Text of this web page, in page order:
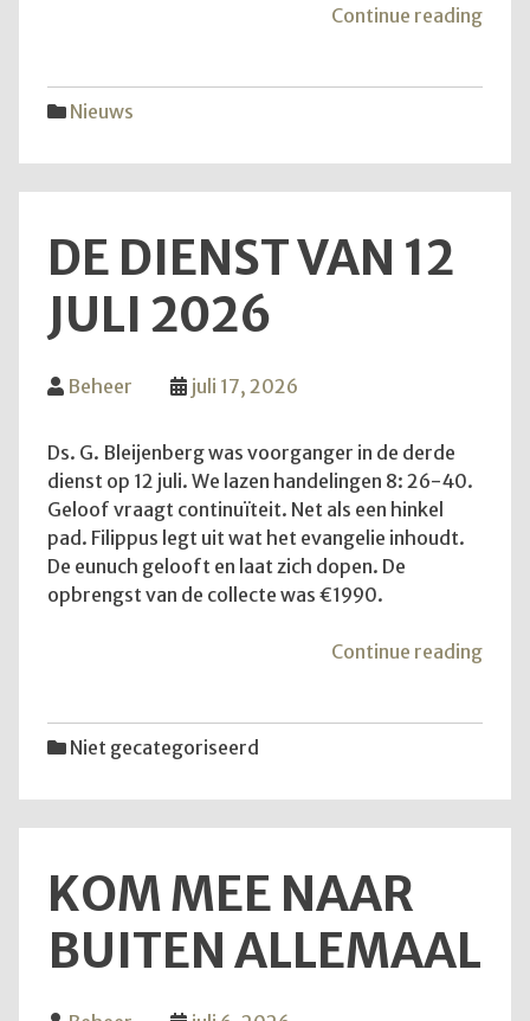
Continue reading
Nieuws
DE DIENST VAN 12
JULI 2026
Beheer juli 17, 2026
Ds. G. Bleijenberg was voorganger in de derde
dienst op 12 juli. We lazen handelingen 8: 26-40.
Geloof vraagt continuïteit. Net als een hinkel
pad. Filippus legt uit wat het evangelie inhoudt.
De eunuch gelooft en laat zich dopen. De
opbrengst van de collecte was €1990.
Continue reading"De
Niet gecategoriseerd
KOM MEE NAAR
BUITEN ALLEMAAL